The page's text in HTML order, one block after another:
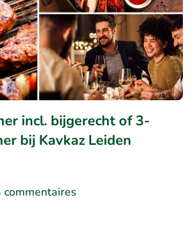
incl. bijgerecht of 3-
bij Kavkaz Leiden
commentaires